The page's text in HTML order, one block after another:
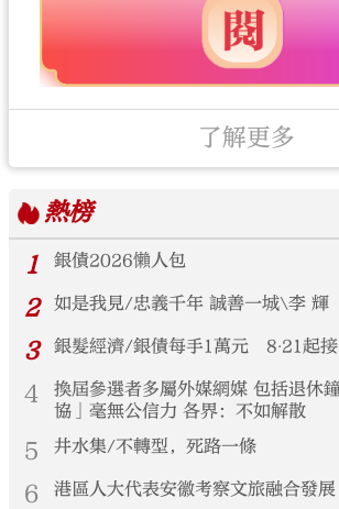
了解更多
熱榜
1
銀債2026懶人包
2 如是我見/忠義千年 誠善一城\李 輝
3 銀髮經濟/銀債每手1萬元 8‧21起
4
換屆參選者多屬外媒網媒 包括退休
協」毫無公信力 各界：不如解散
5 井水集/不轉型，死路一條
6 港區人大代表安徽考察文旅融合發展